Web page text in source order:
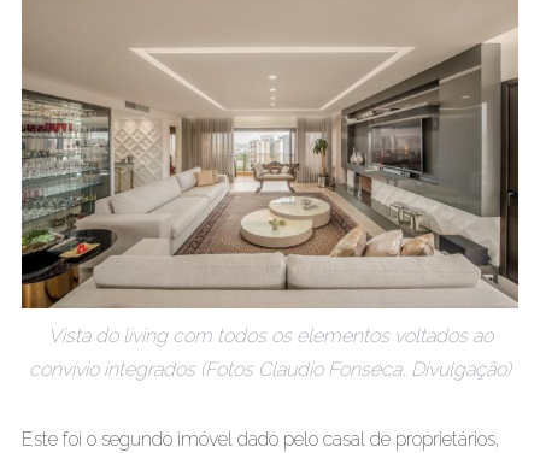
Vista do living com todos os elementos voltados ao
convívio integrados (Fotos Claudio Fonseca, Divulgação)
Este foi o segundo imóvel dado pelo casal de proprietários,